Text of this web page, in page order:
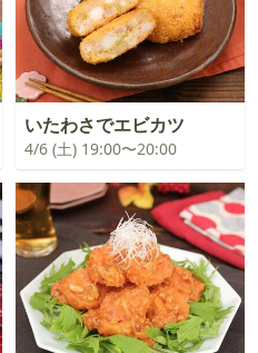
いたわさでエビカツ
4/6 (土) 19:00〜20:00